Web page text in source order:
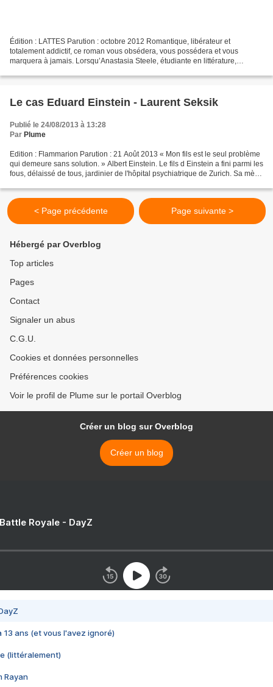
Édition : LATTES Parution : octobre 2012 Romantique, libérateur et
totalement addictif, ce roman vous obsédera, vous possédera et vous
marquera à jamais. Lorsqu’Anastasia Steele, étudiante en littérature,
Le cas Eduard Einstein - Laurent Seksik
Publié le 24/08/2013 à 13:28
Par Plume
Edition : Flammarion Parution : 21 Août 2013 « Mon fils est le seul problème
qui demeure sans solution. » Albert Einstein. Le fils d Einstein a fini parmi les
fous, délaissé de tous, jardinier de l'hôpital psychiatrique de Zurich. Sa mère,
< Page précédente Page suivante >
Hébergé par Overblog
Top articles
Pages
Contact
Signaler un abus
C.G.U.
Cookies et données personnelles
Préférences cookies
Voir le profil de Plume sur le portail Overblog
Créer un blog sur Overblog
Créer un blog
Royale - DayZ
13 ans (et vous l'avez ignoré)
(littéralement)
Rayan